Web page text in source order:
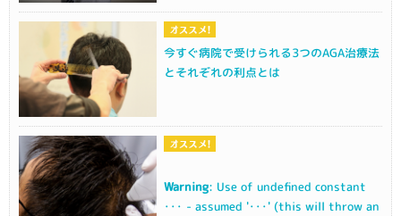
今すぐ病院で受けられる3つのAGA治療法
とそれぞれの利点とは
Warning: Use of undefined constant
･･･ - assumed '･･･' (this will throw an